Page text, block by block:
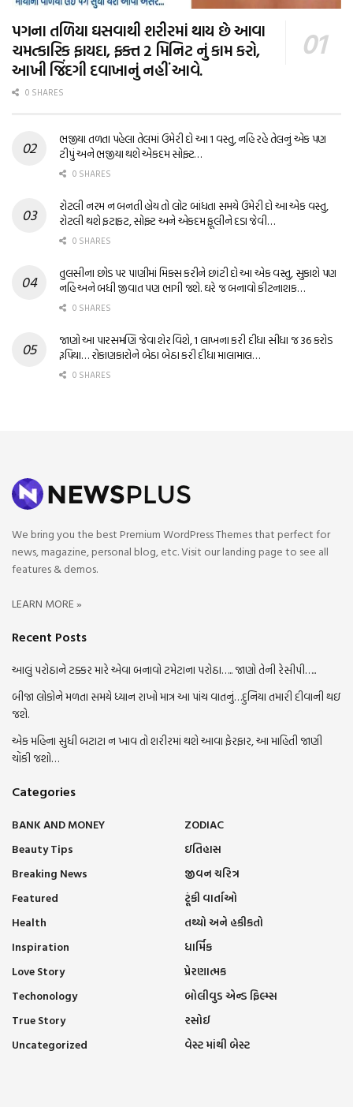
પગના તળિયા ઘસવાથી શરીરમાં થાય છે આવા
ચમત્કારિક ફાયદા, ફક્ત 2 મિનિટ નું કામ કરો,
આખી જિંદગી દવાખાનું નહીં આવે.
0 SHARES
ભજીયા તળતા પહેલા તેલમાં ઉમેરી દો આ 1 વસ્તુ, નહિ રહે તેલનું એક પણ
ટીપું અને ભજીયા થશે એકદમ સોફ્ટ…
0 SHARES
રોટલી નરમ ન બનતી હોય તો લોટ બાંધતા સમયે ઉમેરી દો આ એક વસ્તુ,
રોટલી થશે ફટાફટ, સોફ્ટ અને એકદમ ફૂલીને દડા જેવી…
0 SHARES
તુલસીના છોડ પર પાણીમાં મિક્સ કરીને છાંટી દો આ એક વસ્તુ, સુકાશે પણ
નહિ અને બધી જીવાત પણ ભાગી જશે. ઘરે જ બનાવો કીટનાશક…
0 SHARES
જાણો આ પારસમણિ જેવા શેર વિશે, 1 લાખના કરી દીધા સીધા જ 36 કરોડ
રૂપિયા… રોકાણકારોને બેઠા બેઠા કરી દીધા માલામાલ…
0 SHARES
We bring you the best Premium WordPress Themes that perfect for
news, magazine, personal blog, etc. Visit our landing page to see all
features & demos.
LEARN MORE »
Recent Posts
આલું પરોઠાને ટક્કર મારે એવા બનાવો ટમેટાના પરોઠા….. જાણો તેની રેસીપી…..
બીજા લોકોને મળતા સમયે ધ્યાન રાખો માત્ર આ પાંચ વાતનું…દુનિયા તમારી દીવાની થઇ
જશે.
એક મહિના સુધી બટાટા ન ખાવ તો શરીરમાં થશે આવા ફેરફાર, આ માહિતી જાણી
ચોંકી જશો…
Categories
BANK AND MONEY
Beauty Tips
Breaking News
Featured
Health
Inspiration
Love Story
Techonology
True Story
Uncategorized
ZODIAC
ઇતિહાસ
જીવન ચરિત્ર
ટૂંકી વાર્તાઓ
તથ્યો અને હકીકતો
ધાર્મિક
પ્રેરણાત્મક
બોલીવુડ એન્ડ ફિલ્મ્સ
રસોઈ
વેસ્ટ માંથી બેસ્ટ